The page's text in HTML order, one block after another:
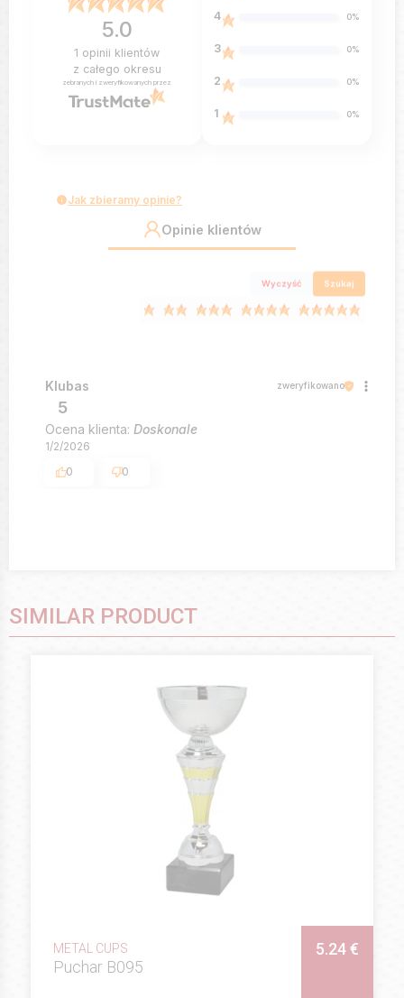
5.0
1 opinii klientów
z całego okresu
zebranych i zweryfikowanych przez
4 0%
3 0%
2 0%
1 0%
Jak zbieramy opinie?
Opinie klientów
Wyczyść Szukaj
Klubas zweryfikowano
5
Ocena klienta: Doskonale
1/2/2026
0
0
SIMILAR PRODUCT
METAL CUPS
Puchar B095
5.24 €